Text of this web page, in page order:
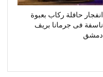
انفجار حافلة ركاب بعبوة
ناسفة فى جرمانا بريف
دمشق